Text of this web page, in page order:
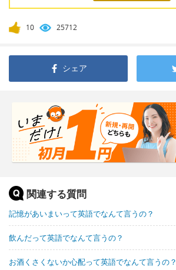
10 25712
シェア
関連する質問
記憶があいまいって英語でなんて言うの？
飲んだって英語でなんて言うの？
お酒くさくないか心配って英語でなんて言うの？